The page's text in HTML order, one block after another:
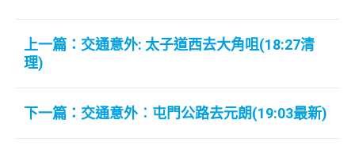
上一篇：交通意外: 太子道西去大角咀(18:27清
理)
下一篇：交通意外︰屯門公路去元朗(19:03最新)